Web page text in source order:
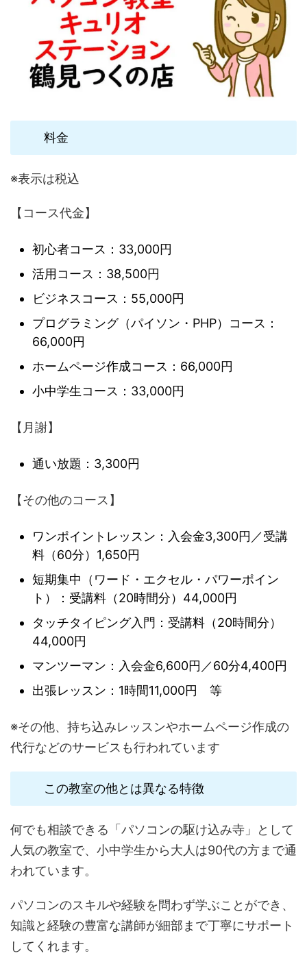
料金
※表示は税込
【コース代金】
初心者コース：33,000円
活用コース：38,500円
ビジネスコース：55,000円
プログラミング（パイソン・PHP）コース：
66,000円
ホームページ作成コース：66,000円
小中学生コース：33,000円
【月謝】
通い放題：3,300円
【その他のコース】
ワンポイントレッスン：入会金3,300円／受講
料（60分）1,650円
短期集中（ワード・エクセル・パワーポイン
ト）：受講料（20時間分）44,000円
タッチタイピング入門：受講料（20時間分）
44,000円
マンツーマン：入会金6,600円／60分4,400円
出張レッスン：1時間11,000円 等
※その他、持ち込みレッスンやホームページ作成の
代行などのサービスも行われています
この教室の他とは異なる特徴
何でも相談できる「パソコンの駆け込み寺」として
人気の教室で、小中学生から大人は90代の方まで通
われています。
パソコンのスキルや経験を問わず学ぶことができ、
知識と経験の豊富な講師が細部まで丁寧にサポート
してくれます。